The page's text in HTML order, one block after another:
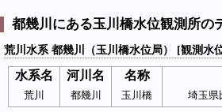
都幾川にある玉川橋水位観測所の
荒川水系 都幾川（玉川橋水位局） [観測水
水系名 河川名 名称
荒川 都幾川 玉川橋 埼玉県